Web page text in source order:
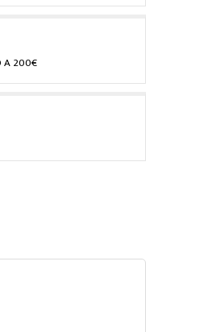
A 200€